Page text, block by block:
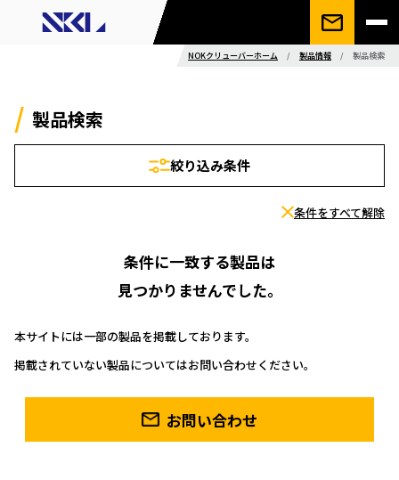
NOKクリューバーホーム / 製品情報 / 製品検索
製品検索
絞り込み条件
条件をすべて解除
条件に一致する製品は
見つかりませんでした。
本サイトには一部の製品を掲載しております。
掲載されていない製品についてはお問い合わせください。
お問い合わせ